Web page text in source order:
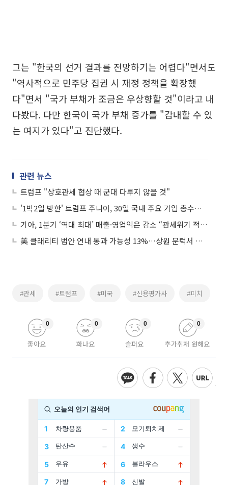
그는 "한국의 선거 결과를 전망하기는 어렵다"면서도
"역사적으로 민주당 집권 시 재정 정책을 확장했
다"면서 "국가 부채가 조금은 우상향할 것"이라고 내
다봤다. 다만 한국이 국가 부채 증가를 "감내할 수 있
는 여지가 있다"고 진단했다.
관련 뉴스
트럼프 "상호관세 협상 때 군대 다루지 않을 것"
'1박2일 방한' 트럼프 주니어, 30일 국내 주요 기업 총수들 만난다
기아, 1분기 ‘역대 최대’ 매출·영업익은 감소 “관세위기 적극적 방어”
美 클래리티 법안 연내 통과 가능성 13%…상원 문턱서 제동
#관세 #트럼프 #미국 #신용평가사 #피치
좋아요
0
화나요
0
슬퍼요
0
추가취재 원해요
0